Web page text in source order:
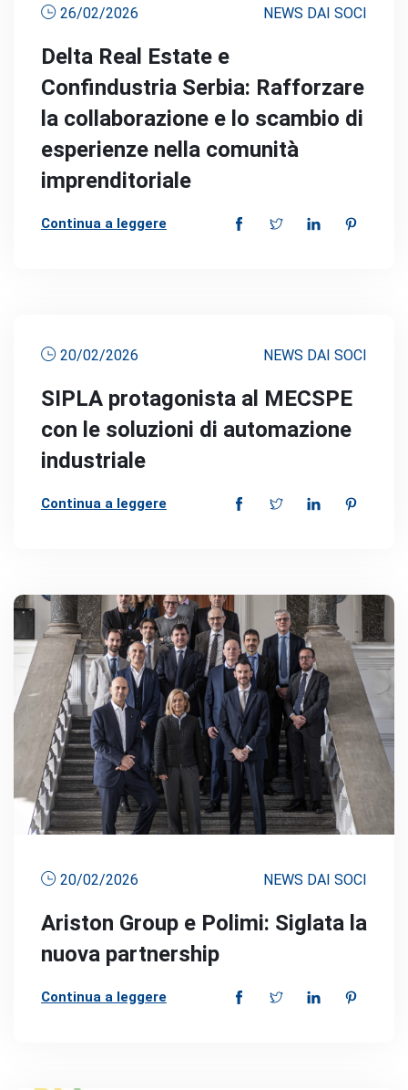
26/02/2026 NEWS DAI SOCI
Delta Real Estate e
Confindustria Serbia: Rafforzare
la collaborazione e lo scambio di
esperienze nella comunità
imprenditoriale
Continua a leggere
20/02/2026 NEWS DAI SOCI
SIPLA protagonista al MECSPE
con le soluzioni di automazione
industriale
Continua a leggere
20/02/2026 NEWS DAI SOCI
Ariston Group e Polimi: Siglata la
nuova partnership
Continua a leggere